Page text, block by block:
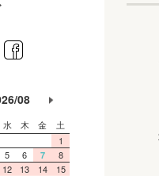
08
水 木 金
土
1
5 6 7
8
12 13 14
15